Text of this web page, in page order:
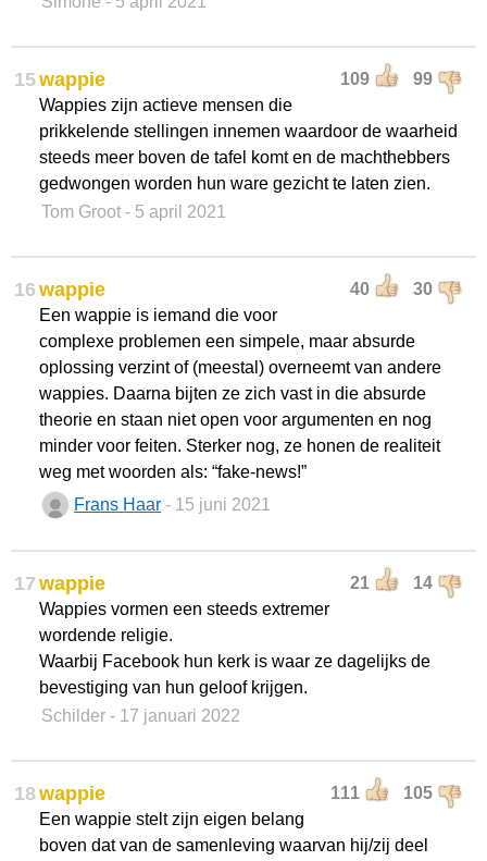
15 109 99
wappie
Wappies zijn actieve mensen die
prikkelende stellingen innemen waardoor de waarheid
steeds meer boven de tafel komt en de machthebbers
gedwongen worden hun ware gezicht te laten zien.
Tom Groot - 5 april 2021
16 40 30
wappie
Een wappie is iemand die voor
complexe problemen een simpele, maar absurde
oplossing verzint of (meestal) overneemt van andere
wappies. Daarna bijten ze zich vast in die absurde
theorie en staan niet open voor argumenten en nog
minder voor feiten. Sterker nog, ze honen de realiteit
weg met woorden als: “fake-news!”
Frans Haar - 15 juni 2021
17 21 14
wappie
Wappies vormen een steeds extremer
wordende religie.
Waarbij Facebook hun kerk is waar ze dagelijks de
bevestiging van hun geloof krijgen.
Schilder - 17 januari 2022
18 111 105
wappie
Een wappie stelt zijn eigen belang
boven dat van de samenleving waarvan hij/zij deel